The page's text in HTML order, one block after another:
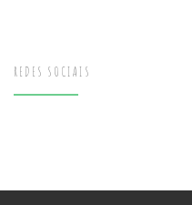
REDES SOCIAIS